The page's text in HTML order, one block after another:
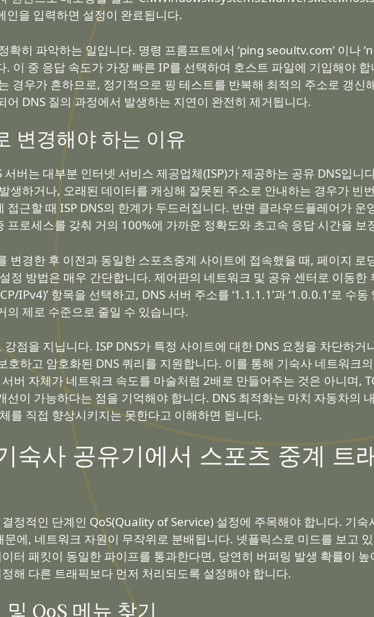
인을 입력하면 설정이 완료됩니다.
히 파악하는 일입니다. 명령 프롬프트에서 ‘ping seoultv.com’ 이나
이 중 응답 속도가 가장 빠른 IP를 선택하여 호스트 파일에 기입해야
경우가 흔하므로, 정기적으로 핑 테스트를 반복해 최적의 주소로 갱신
DNS 질의 과정에서 발생하는 지연이 완전히 제거됩니다.
변경해야 하는 이유
버는 대부분 인터넷 서비스 제공업체(ISP)가 제공하는 공유 DNS입니
생하거나, 오래된 데이터를 캐싱해 잘못된 주소로 안내하는 경우가 빈
근할 때 ISP DNS의 한계가 두드러집니다. 반면 클라우드플레어가 운
로세스를 갖춰 거의 100%에 가까운 정확도와 초고속 응답 시간을 보
변경한 후 이전과 동일한 스포츠중계 사이트에 접속했을 때, 페이지 로
정 방법은 매우 간단합니다. 제어판의 네트워크 및 공유 센터로 이동한
IPv4)’ 항목을 선택하고, DNS 서버 주소를 ‘1.1.1.1’과 ‘1.0.0.1’로 수
의 제로 수준으로 줄일 수 있습니다.
점을 지닙니다. ISP DNS가 특정 사이트에 대한 DNS 요청을 차단하거
하고 암호화된 DNS 쿼리를 지원합니다. 이를 통해 기숙사 네트워크
버 자체가 네트워크 속도를 마술처럼 2배로 만들어주는 것은 아니며,
이 가능하다는 점을 기억해야 합니다. DNS 최적화는 마치 자동차의
를 직접 향상시키지는 못한다고 이해하면 됩니다.
숙사 공유기에서 스포츠 중계 트
정적인 단계인 QoS(Quality of Service) 설정에 주목해야 합니다. 기
에, 네트워크 자원이 무작위로 분배됩니다. 넷플릭스로 미드를 보고
터 패킷이 동일한 파이프를 통과한다면, 당연히 버퍼링 발생 확률이
해 다른 트래픽보다 먼저 처리되도록 설정해야 합니다.
QoS 메뉴 찾기